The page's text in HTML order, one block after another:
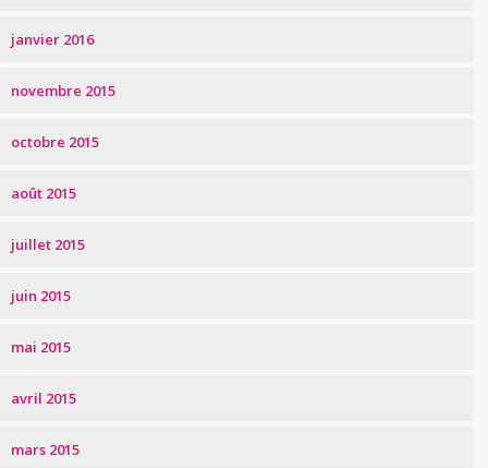
janvier 2016
novembre 2015
octobre 2015
août 2015
juillet 2015
juin 2015
mai 2015
avril 2015
mars 2015